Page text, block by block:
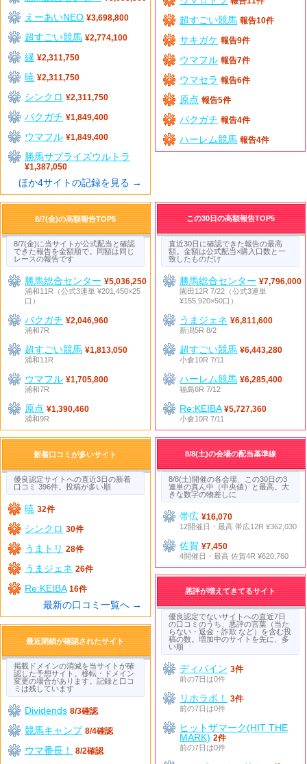
えーあいNEO ¥3,698,800
超すごい競馬 ¥2,774,100
縁 ¥2,311,750
暁 ¥2,311,750
シンクロ ¥2,311,750
バクガチ ¥1,849,400
ウマフル ¥1,849,400
勝馬サプライズウルトラ
¥1,387,050
ほか4サイトの記録を見る →
超すごい競馬 報告10件
サキガケ 報告9件
ウマフル 報告7件
ウマセラ 報告6件
原点 報告5件
バクガチ 報告4件
ハーレム競馬 報告4件
8/7(金)の高額報告TOP5
8/7(金)に当サイトが公式配当と確認
できた報告を金額順で。同額は同じ
レースの報告です
勝馬総合センター ¥5,036,250
浦和11R（公式3連単 ¥201,450×25
口）
バクガチ ¥2,046,960
浦和7R
超すごい競馬 ¥1,813,050
浦和11R
ウマフル ¥1,705,800
浦和7R
原点 ¥1,390,460
浦和9R
この30日の高額報告TOP5
直近30日に確認できた報告の最高
額。金額は公式配当×購入口数と一
致したものだけ
勝馬総合センター ¥7,796,000
園田12R 7/22（公式3連単
¥155,920×50口）
うまジェネ ¥6,811,600
新潟5R 8/2
超すごい競馬 ¥6,443,280
小倉10R 7/11
ハーレム競馬 ¥6,285,400
福島6R 7/12
Re:KEIBA ¥5,727,360
小倉10R 7/11
新着口コミが多いサイト
優良認定サイトへの直近3日の新着
口コミ 396件。投稿が多い順
暁 32件
シンクロ 30件
うまトリ 28件
うまジェネ 26件
Re:KEIBA 16件
最新の口コミ一覧へ →
8/8(土)の会場の配当基準線
8/8(土)開催の各会場、この30日の3
連単の真ん中（中央値）と最高。大
きな数字の物差しに
帯広¥16,070
12開催日・最高 帯広12R ¥362,030
佐賀¥7,450
4開催日・最高 佐賀4R ¥620,760
悪評が増えてきてるサイト
優良認定でないサイトへの直近7日
の口コミのうち、悪評の言葉（当た
らない・返金・詐欺 など）を含む投
稿の数。増加中のサイトを先に、多
い順
ディバイン 3件
前の7日は0件
リホラボ！
3件
前の7日は0件
ヒットザマーク(HIT THE
MARK) 2件
前の7日は0件
最近閉鎖が確認されたサイト
掲載ドメインの消滅を当サイトが確
認した予想サイト。移転・ドメイン
変更の場合があります。記録と口コ
ミは残しています
Dividends 8/3確認
競馬キャンプ 8/4確認
ウマ番長！ 8/2確認